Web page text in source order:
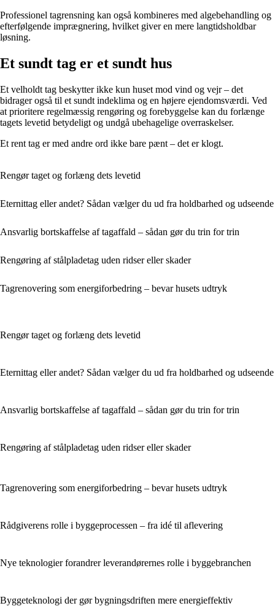
Professionel tagrensning kan også kombineres med algebehandling og
efterfølgende imprægnering, hvilket giver en mere langtidsholdbar
løsning.
Et sundt tag er et sundt hus
Et velholdt tag beskytter ikke kun huset mod vind og vejr – det
bidrager også til et sundt indeklima og en højere ejendomsværdi. Ved
at prioritere regelmæssig rengøring og forebyggelse kan du forlænge
tagets levetid betydeligt og undgå ubehagelige overraskelser.
Et rent tag er med andre ord ikke bare pænt – det er klogt.
Rengør taget og forlæng dets levetid
Eternittag eller andet? Sådan vælger du ud fra holdbarhed og udseende
Ansvarlig bortskaffelse af tagaffald – sådan gør du trin for trin
Rengøring af stålpladetag uden ridser eller skader
Tagrenovering som energiforbedring – bevar husets udtryk
Rengør taget og forlæng dets levetid
Eternittag eller andet? Sådan vælger du ud fra holdbarhed og udseende
Ansvarlig bortskaffelse af tagaffald – sådan gør du trin for trin
Rengøring af stålpladetag uden ridser eller skader
Tagrenovering som energiforbedring – bevar husets udtryk
Rådgiverens rolle i byggeprocessen – fra idé til aflevering
Nye teknologier forandrer leverandørernes rolle i byggebranchen
Byggeteknologi der gør bygningsdriften mere energieffektiv